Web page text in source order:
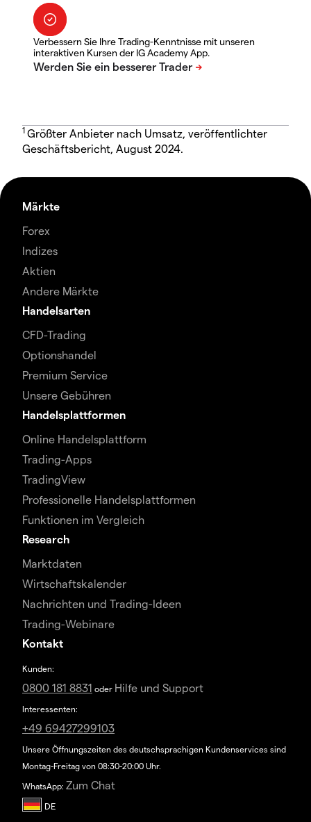
Verbessern Sie Ihre Trading-Kenntnisse mit unseren
interaktiven Kursen der IG Academy App.
1 Größter Anbieter nach Umsatz, veröffentlichter
Geschäftsbericht, August 2024.
Märkte
Forex
Indizes
Aktien
Andere Märkte
Handelsarten
CFD-Trading
Optionshandel
Premium Service
Unsere Gebühren
Handelsplattformen
Online Handelsplattform
Trading-Apps
TradingView
Professionelle Handelsplattformen
Funktionen im Vergleich
Research
Marktdaten
Wirtschaftskalender
Nachrichten und Trading-Ideen
Trading-Webinare
Kontakt
Kunden:
0800 181 8831 oder Hilfe und Support
Interessenten:
+49 69427299103
Unsere Öffnungszeiten des deutschsprachigen Kundenservices sind
Montag-Freitag von 08:30-20:00 Uhr.
WhatsApp: Zum Chat